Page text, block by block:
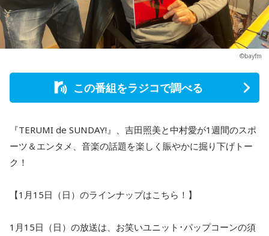
©bayfm
この番組をラジコで調べる
『TERUMI de SUNDAY!』、吉田照美と中村愛が1週間のスポ
ーツ＆エンタメ、音楽の話題を楽しく賑やかに掘り下げトー
ク！
【1月15日（日）のラインナップはこちら！】
1月15日（日）の放送は、お笑いユニット･パップコーンの須